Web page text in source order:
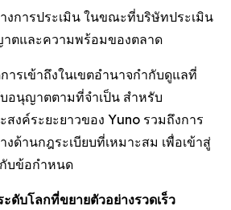
งการประเมิน ในขณะที่บริษัทประเมิน
ตและความพร้อมของตลาด
ารเข้าถึงในเขตอำนาจกำกับดูแลที่
อนุญาตตามที่จำเป็น สำหรับ
สงค์ระยะยาวของ Yuno รวมถึงการ
ด้านกฎระเบียบที่เหมาะสม เพื่อเข้าสู่
บข้อกำหนด
ดับโลกที่ขยายตัวอย่างรวดเร็ว